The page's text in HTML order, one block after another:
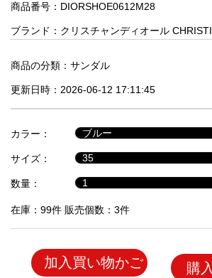
人
気
商
セ
ル
品
商品番号：DIORSHOE0612M28
ブランド： クリスチャンディオール
商品の分類： サンダル
更新日時：2026-06-12 17:11:45
カラー：
サイズ：
数量：
在庫：99件 販売個数：3件
加入買い物かご 購